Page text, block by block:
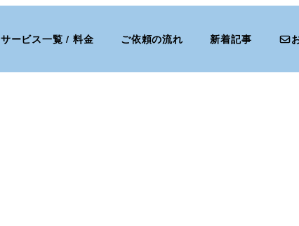
サービス一覧 / 料金 ご依頼の流れ 新着記事